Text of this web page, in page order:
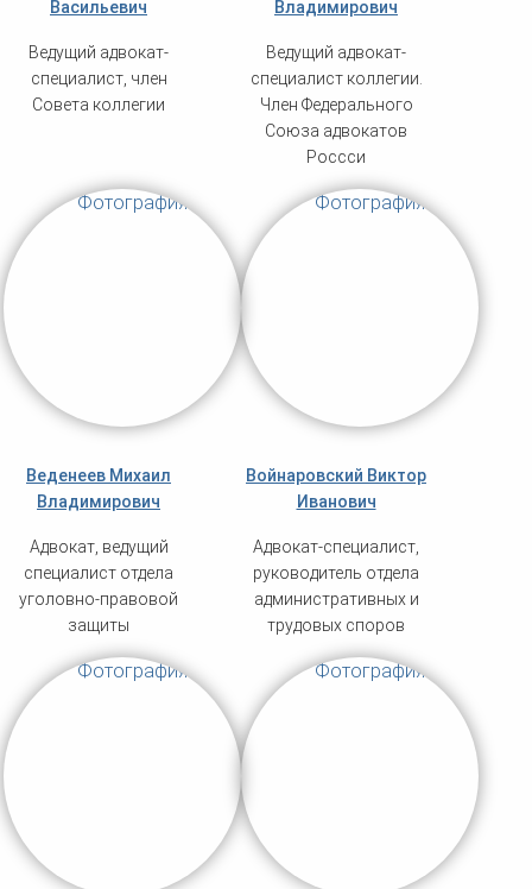
Васильевич
Ведущий адвокат-
специалист, член
Совета коллегии
Владимирович
Ведущий адвокат-
специалист коллегии.
Член Федерального
Союза адвокатов
Россси
Веденеев Михаил
Владимирович
Адвокат, ведущий
специалист отдела
уголовно-правовой
защиты
Войнаровский Виктор
Иванович
Адвокат-специалист,
руководитель отдела
административных и
трудовых споров